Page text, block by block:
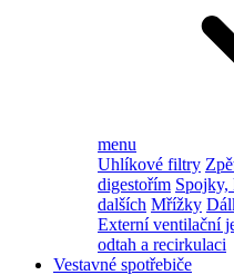
menu
Uhlíkové filtry
digestořím Spojky,
dalších Mřížky
Externí ventilační
odtah a recirkulaci
Vestavné spotřebiče